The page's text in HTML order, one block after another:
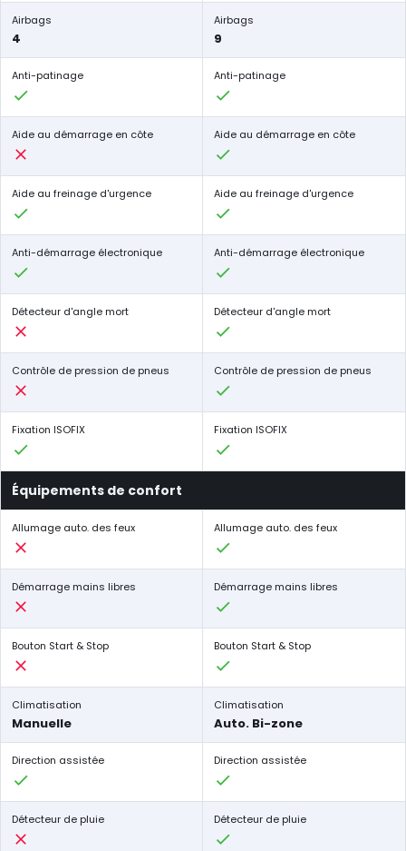
Airbags
4
Airbags
9
Anti-patinage Anti-patinage
Aide au démarrage en côte Aide au démarrage en côte
Aide au freinage d'urgence Aide au freinage d'urgence
Anti-démarrage électronique Anti-démarrage électronique
Détecteur d'angle mort Détecteur d'angle mort
Contrôle de pression de pneus Contrôle de pression de pneus
Fixation ISOFIX Fixation ISOFIX
Équipements de confort
Allumage auto. des feux Allumage auto. des feux
Démarrage mains libres Démarrage mains libres
Bouton Start & Stop Bouton Start & Stop
Climatisation
Manuelle
Climatisation
Auto. Bi-zone
Direction assistée Direction assistée
Détecteur de pluie Détecteur de pluie